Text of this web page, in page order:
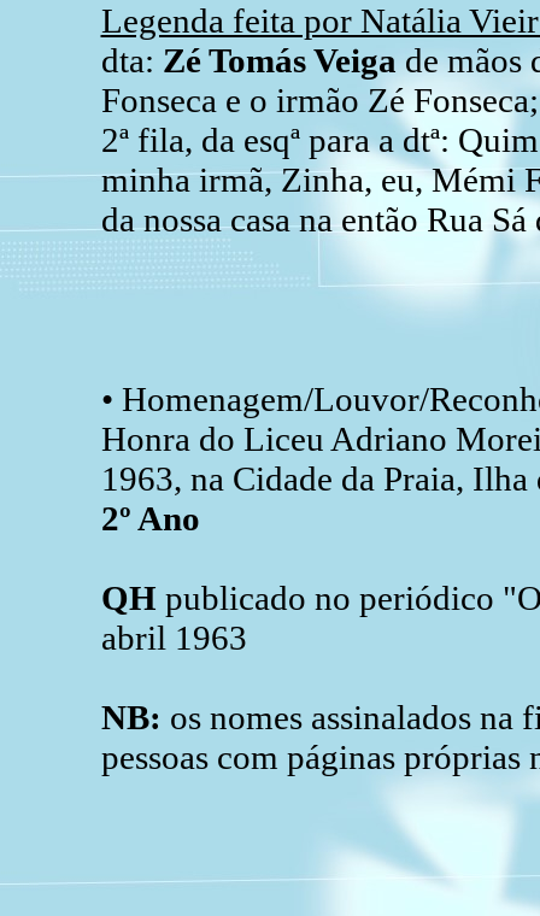
Legenda feita por Natália
dta: Zé Tomás Veiga de mãos
Fonseca e o irmão Zé
2ª fila, da esqª para a dtª:
minha irmã, Zinha, eu, Mémi
da nossa casa na então Rua
• Homenagem/Louvor/
Honra do Liceu Adriano
1963, na Cidade da Praia,
2º Ano
QH publicado no periódico
abril 1963
NB: os nomes assinalados na
pessoas com páginas próprias